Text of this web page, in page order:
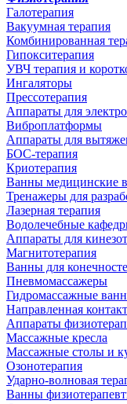
Галотерапия
Вакуумная терапия
Комбинированная
Гипокситерапия
УВЧ терапия и
Ингаляторы
Прессотерапия
Аппараты для
Виброплатформы
Аппараты для
БОС-терапия
Криотерапия
Ванны медицинские
Тренажеры для
Лазерная терапия
Водолечебные
Аппараты для
Магнитотерапия
Ванны для
Пневмомассажеры
Гидромассажные
Направленная
Аппараты
Массажные кресла
Массажные столы и
Озонотерапия
Ударно-волновая
Ванны